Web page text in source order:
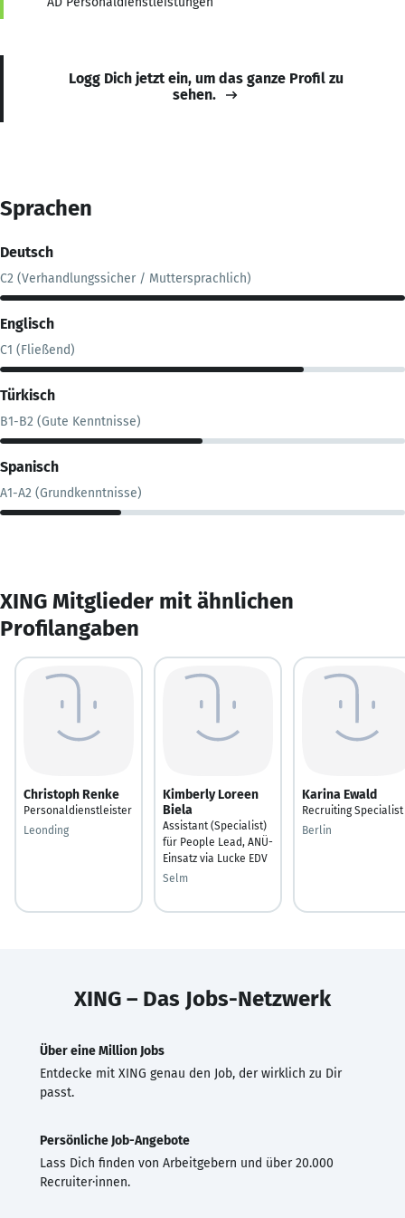
Logg Dich jetzt ein, um das ganze Profil zu
sehen.
Sprachen
Deutsch
C2 (Verhandlungssicher / Muttersprachlich)
Englisch
C1 (Fließend)
Türkisch
B1-B2 (Gute Kenntnisse)
Spanisch
A1-A2 (Grundkenntnisse)
XING Mitglieder mit ähnlichen
Profilangaben
Christoph Renke
Personaldienstleister
Leonding
Kimberly Loreen
Biela
Assistant (Specialist)
für People Lead, ANÜ-
Einsatz via Lucke EDV
Selm
Karina Ewald
Recruiting Specialist
Berlin
XING – Das Jobs-Netzwerk
Über eine Million Jobs
Entdecke mit XING genau den Job, der wirklich zu Dir
passt.
Persönliche Job-Angebote
Lass Dich finden von Arbeitgebern und über 20.000
Recruiter·innen.